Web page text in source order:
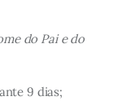
do Pai e do
9 dias;